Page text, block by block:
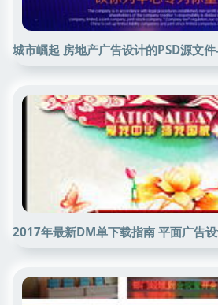
城市崛起 房地产广告设计的PSD源文
2017年最新DM单下载指南 平面广告